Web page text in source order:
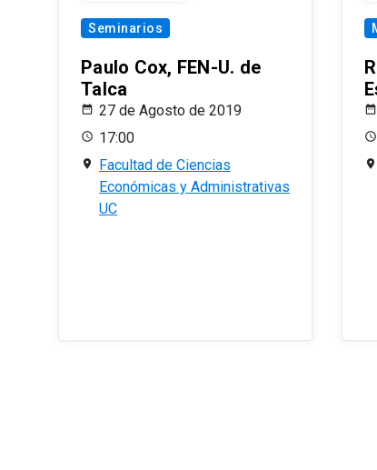
Seminarios
Paulo Cox, FEN-U. de
Talca
27 de Agosto de 2019
17:00
Facultad de Ciencias
Económicas y Administrativas
UC